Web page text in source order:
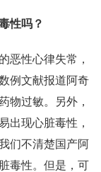
性吗？
恶性心律失常，
例文献报道阿奇
物过敏。另外，
出现心脏毒性，
们不清楚国产阿
毒性。但是，可